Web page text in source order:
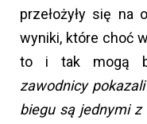
przełożyły się na
wyniki, które choć
to i tak mogą
zawodnicy
biegu są jednymi z